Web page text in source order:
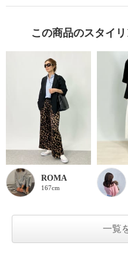
この商品のスタイ
ROMA
167cm
一覧